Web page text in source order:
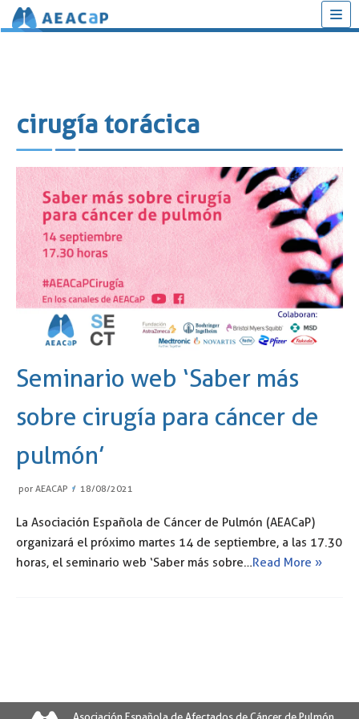
cirugía torácica
Seminario web ‘Saber más
sobre cirugía para cáncer de
pulmón’
por AEACAP 18/08/2021
La Asociación Española de Cáncer de Pulmón (AEACaP)
organizará el próximo martes 14 de septiembre, a las 17.30
horas, el seminario web ‘Saber más sobre…Read More »